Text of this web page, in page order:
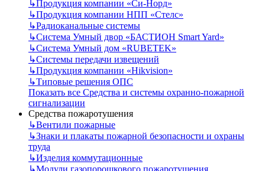
↳Продукция компании «Си-Норд»
↳Продукция компании НПП «Стелс»
↳Радиоканальные системы
↳Система Умный двор «БАСТИОН Smart Yard»
↳Система Умный дом «RUBETEK»
↳Системы передачи извещений
↳Продукция компании «Hikvision»
↳Типовые решения ОПС
Показать все Средства и системы охранно-пожарной
сигнализации
Средства пожаротушения
↳Вентили пожарные
↳Знаки и плакаты пожарной безопасности и охраны
труда
↳Изделия коммутационные
↳Модули газопорошкового пожаротушения